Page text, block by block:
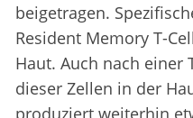
beigetragen.
Resident Memory T-
Haut. Auch nach einer
dieser Zellen in der